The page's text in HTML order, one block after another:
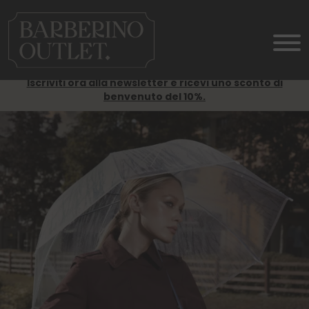
Iscriviti ora alla newsletter e ricevi uno sconto di
benvenuto del 10%.